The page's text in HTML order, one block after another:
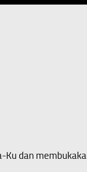
dan